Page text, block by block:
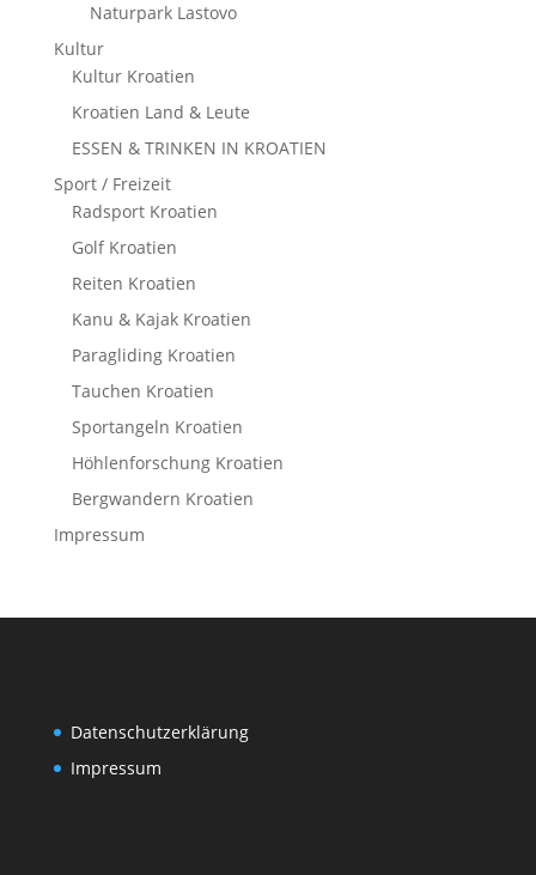
Naturpark Lastovo
Kultur
Kultur Kroatien
Kroatien Land & Leute
ESSEN & TRINKEN IN KROATIEN
Sport / Freizeit
Radsport Kroatien
Golf Kroatien
Reiten Kroatien
Kanu & Kajak Kroatien
Paragliding Kroatien
Tauchen Kroatien
Sportangeln Kroatien
Höhlenforschung Kroatien
Bergwandern Kroatien
Impressum
Datenschutzerklärung
Impressum